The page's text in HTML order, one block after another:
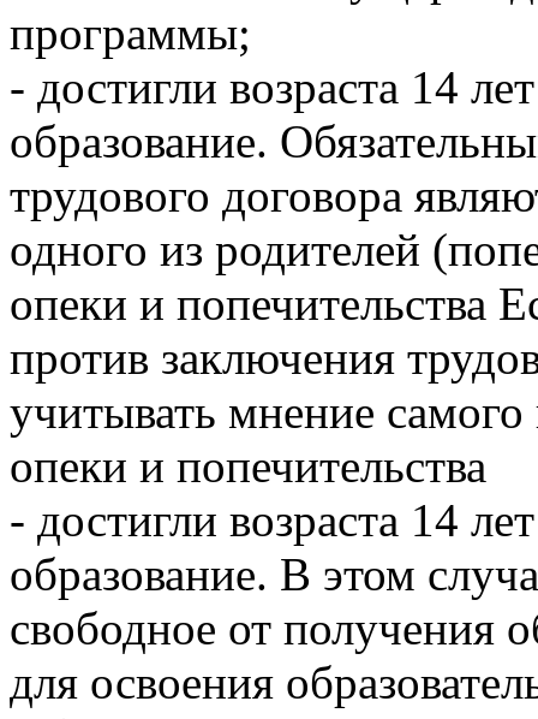
программы;
- достигли возраста 14
образование.
трудового договора
одного из родителей
опеки и попечительства
против заключения
учитывать мнение
опеки и попечительства
- достигли возраста 14
образование. В этом
свободное от получения
для освоения